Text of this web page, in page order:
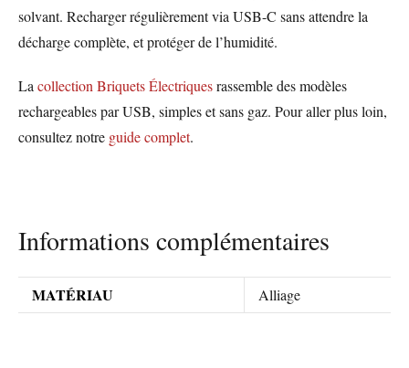
solvant. Recharger régulièrement via USB-C sans attendre la
décharge complète, et protéger de l’humidité.
La collection Briquets Électriquesrassemble des modèles
rechargeables par USB, simples et sans gaz. Pour aller plus loin,
consultez notre guide complet.
Informations complémentaires
MATÉRIAU Alliage